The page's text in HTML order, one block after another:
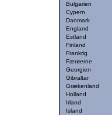
Bulgarien
Cypern
Danmark
England
Estland
Finland
Frankrig
Færøerne
Georgien
Gibraltar
Grækenland
Holland
Irland
Island